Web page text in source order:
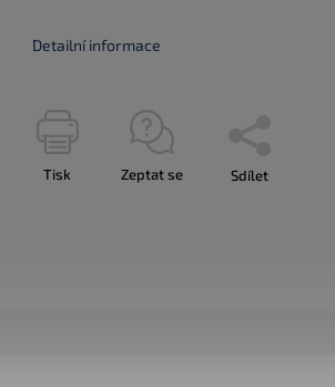
Detailní informace
Tisk Zeptat se Sdílet